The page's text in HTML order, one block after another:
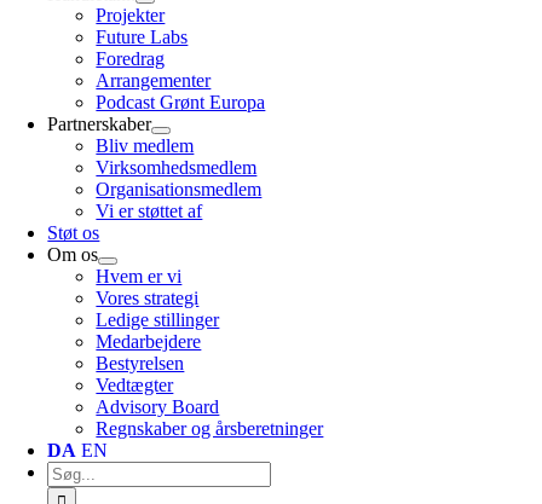
Projekter
Future Labs
Foredrag
Arrangementer
Podcast Grønt Europa
Partnerskaber
Bliv medlem
Virksomhedsmedlem
Organisationsmedlem
Vi er støttet af
Støt os
Om os
Hvem er vi
Vores strategi
Ledige stillinger
Medarbejdere
Bestyrelsen
Vedtægter
Advisory Board
Regnskaber og årsberetninger
DA EN
Søg
efter: